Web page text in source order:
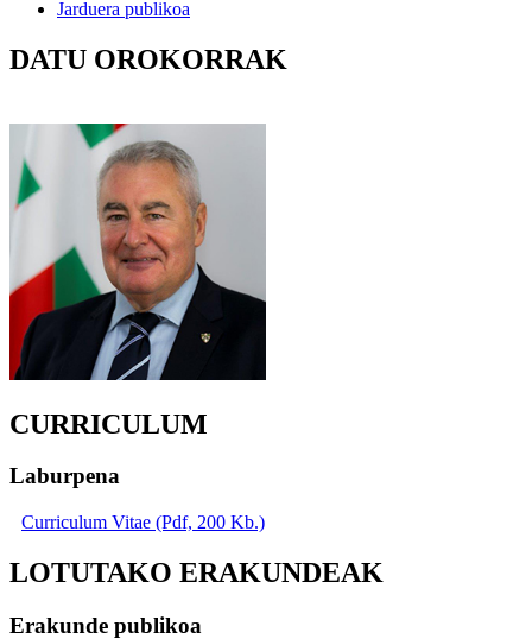
Jarduera publikoa
DATU OROKORRAK
CURRICULUM
Laburpena
Curriculum Vitae (Pdf, 200 Kb.)
LOTUTAKO ERAKUNDEAK
Erakunde publikoa